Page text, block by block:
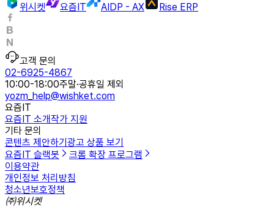
위시켓
요즘IT AIDP - AX Rise ERP
고객 문의
02-6925-4867
10:00-18:00주말·공휴일 제외
yozm_help@wishket.com
요즘IT
요즘IT 소개작가 지원
기타 문의
콘텐츠 제안하기광고 상품 보기
요즘IT 슬랙봇
크롬 확장 프로그램
이용약관
개인정보 처리방침
청소년보호정책
㈜위시켓